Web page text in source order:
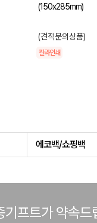
(150x285mm)
(견적문의상품)
칼라인쇄
에코백/쇼핑백
기프트가 약속드